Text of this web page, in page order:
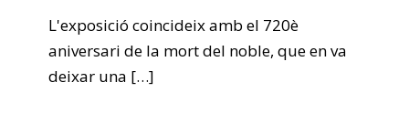
L'exposició coincideix amb el 720è
aniversari de la mort del noble, que en va
deixar una […]